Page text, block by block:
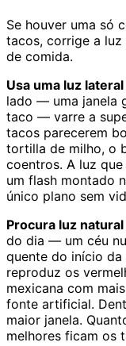
Se houver uma só
tacos, corrige a
de comida.
Usa uma luz
lado — uma janela
taco — varre a
tacos parecerem
tortilla de milho, o
coentros. A luz
um flash montado
único plano sem
Procura luz
do dia — um céu
quente do início
reproduz os
mexicana com
fonte artificial.
maior janela.
melhores ficam os